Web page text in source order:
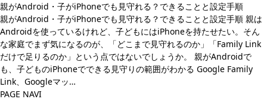
親がAndroid・子がiPhoneでも見守れる？できることと設定手順
親がAndroid・子がiPhoneでも見守れる？できることと設定手順 親は
Androidを使っているけれど、子どもにはiPhoneを持たせたい。そん
な家庭でまず気になるのが、「どこまで見守れるのか」「Family Link
だけで足りるのか」という点ではないでしょうか。 親がAndroidで
も、子どものiPhoneでできる見守りの範囲がわかる Google Family
Link、Googleマッ…
PAGE NAVI